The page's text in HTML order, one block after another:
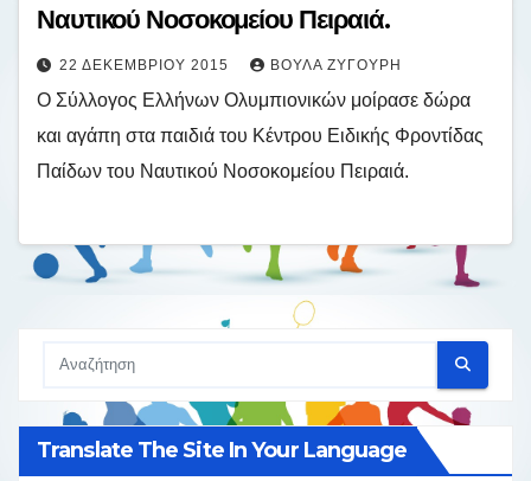
Ναυτικού Νοσοκομείου Πειραιά.
22 ΔΕΚΕΜΒΡΊΟΥ 2015 ΒΟΎΛΑ ΖΥΓΟΎΡΗ
Ο Σύλλογος Ελλήνων Ολυμπιονικών μοίρασε δώρα
και αγάπη στα παιδιά του Κέντρου Ειδικής Φροντίδας
Παίδων του Ναυτικού Νοσοκομείου Πειραιά.
Translate The Site In Your Language